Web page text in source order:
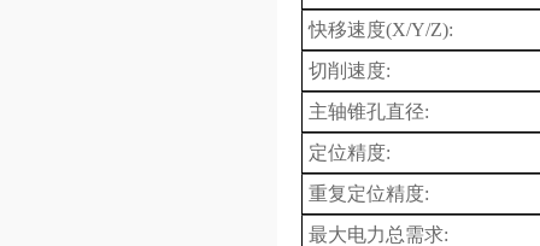
快移速度(X/Y/Z):
切削速度:
主轴锥孔直径:
定位精度:
重复定位精度:
最大电力总需求: